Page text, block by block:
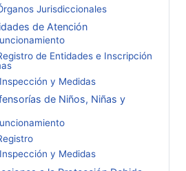
Jurisdiccionales
de Atención
de Entidades e Inscripción
y Medidas
de Niños, Niñas y
y Medidas